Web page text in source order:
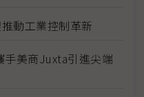
動工業控制革新
手美商Juxta引進尖端